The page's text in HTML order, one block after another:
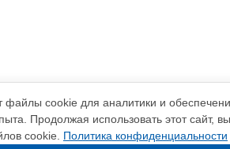
файлы cookie для аналитики и
Продолжая использовать этот сайт,
cookie. Политика конфиденциальности